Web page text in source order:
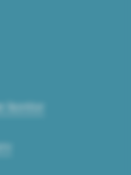
kontor